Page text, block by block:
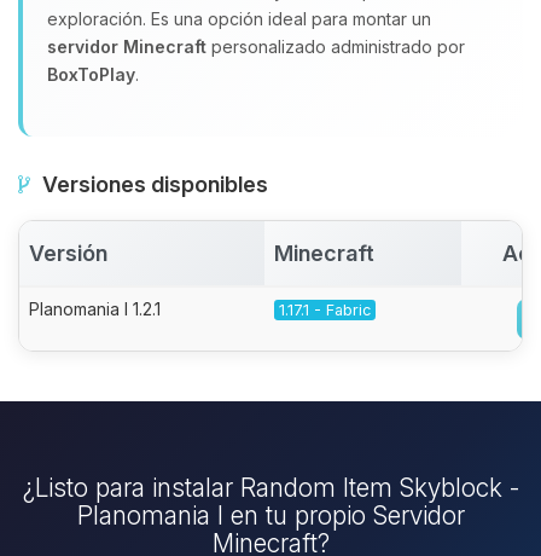
exploración. Es una opción ideal para montar un
servidor Minecraft personalizado administrado por
BoxToPlay.
Versiones disponibles
Versión Minecraft
Planomania I 1.2.1 1.17.1 - Fabric
¿Listo para instalar Random Item Skyblock -
Planomania I en tu propio Servidor
Minecraft?